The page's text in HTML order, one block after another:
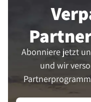
Abonniere jetzt
und wir